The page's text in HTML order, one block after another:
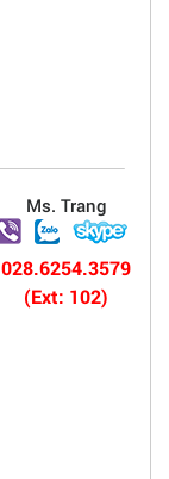
Ms. Trang
028.6254.3579
(Ext: 102)